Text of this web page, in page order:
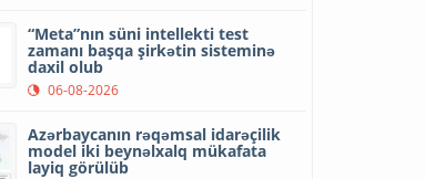
“Meta”nın süni intellekti test
zamanı başqa şirkətin sisteminə
daxil olub
06-08-2026
Azərbaycanın rəqəmsal idarəçilik
model iki beynəlxalq mükafata
layiq görülüb